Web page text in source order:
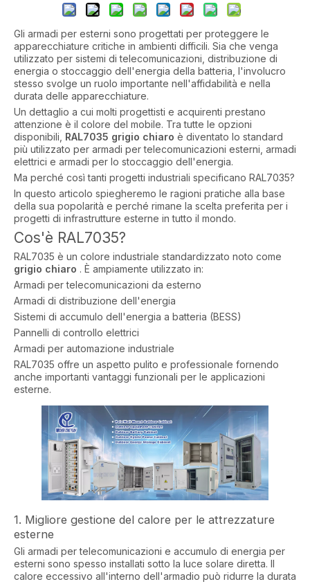
Gli armadi per esterni sono progettati per proteggere le
apparecchiature critiche in ambienti difficili. Sia che venga
utilizzato per sistemi di telecomunicazioni, distribuzione di
energia o stoccaggio dell'energia della batteria, l'involucro
stesso svolge un ruolo importante nell'affidabilità e nella
durata delle apparecchiature.
Un dettaglio a cui molti progettisti e acquirenti prestano
attenzione è il colore del mobile. Tra tutte le opzioni
disponibili, RAL7035 grigio chiaro è diventato lo standard
più utilizzato per armadi per telecomunicazioni esterni, armadi
elettrici e armadi per lo stoccaggio dell'energia.
Ma perché così tanti progetti industriali specificano RAL7035?
In questo articolo spiegheremo le ragioni pratiche alla base
della sua popolarità e perché rimane la scelta preferita per i
progetti di infrastrutture esterne in tutto il mondo.
Cos'è RAL7035?
RAL7035 è un colore industriale standardizzato noto come
grigio chiaro . È ampiamente utilizzato in:
Armadi per telecomunicazioni da esterno
Armadi di distribuzione dell'energia
Sistemi di accumulo dell'energia a batteria (BESS)
Pannelli di controllo elettrici
Armadi per automazione industriale
RAL7035 offre un aspetto pulito e professionale fornendo
anche importanti vantaggi funzionali per le applicazioni
esterne.
1. Migliore gestione del calore per le attrezzature
esterne
Gli armadi per telecomunicazioni e accumulo di energia per
esterni sono spesso installati sotto la luce solare diretta. Il
calore eccessivo all'interno dell'armadio può ridurre la durata